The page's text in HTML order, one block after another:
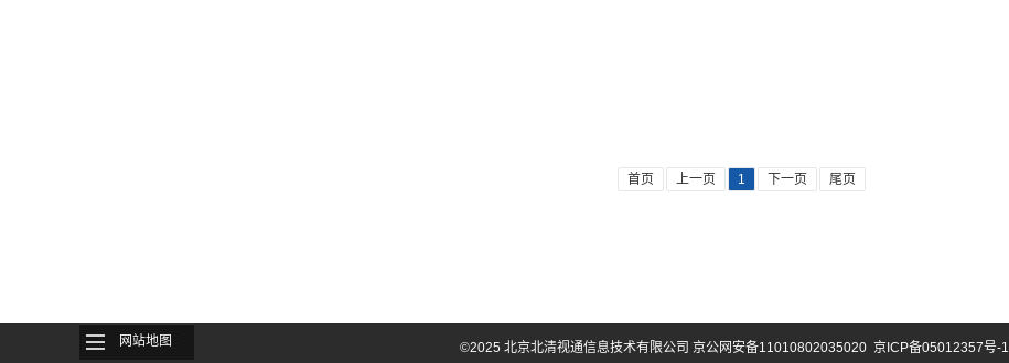
首页 上一页 1 下一页 尾页
网站地图 ©2025 北京北清视通信息技术有限公司 京公网安备11010802035020 京ICP备05012357号-1